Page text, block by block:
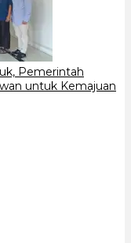
Pemerintah
untuk Kemajuan